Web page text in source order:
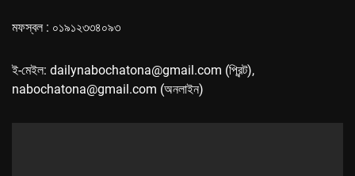
মফস্বল : ০১৯১২৩৩৪০৯৩
ই-মেইল: dailynabochatona@gmail.com (প্রিন্ট),
nabochatona@gmail.com (অনলাইন)